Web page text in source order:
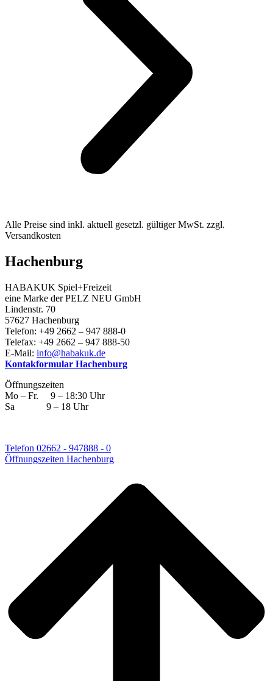
Alle Preise sind inkl. aktuell gesetzl. gültiger MwSt. zzgl.
Versandkosten
Hachenburg
HABAKUK Spiel+Freizeit
eine Marke der PELZ NEU GmbH
Lindenstr. 70
57627 Hachenburg
Telefon: +49 2662 – 947 888-0
Telefax: +49 2662 – 947 888-50
E-Mail: info@habakuk.de
Kontakformular Hachenburg
Öffnungszeiten
Mo – Fr. 9 – 18:30 Uhr
Sa 9 – 18 Uhr
Telefon 02662 - 947888 - 0
Öffnungszeiten Hachenburg